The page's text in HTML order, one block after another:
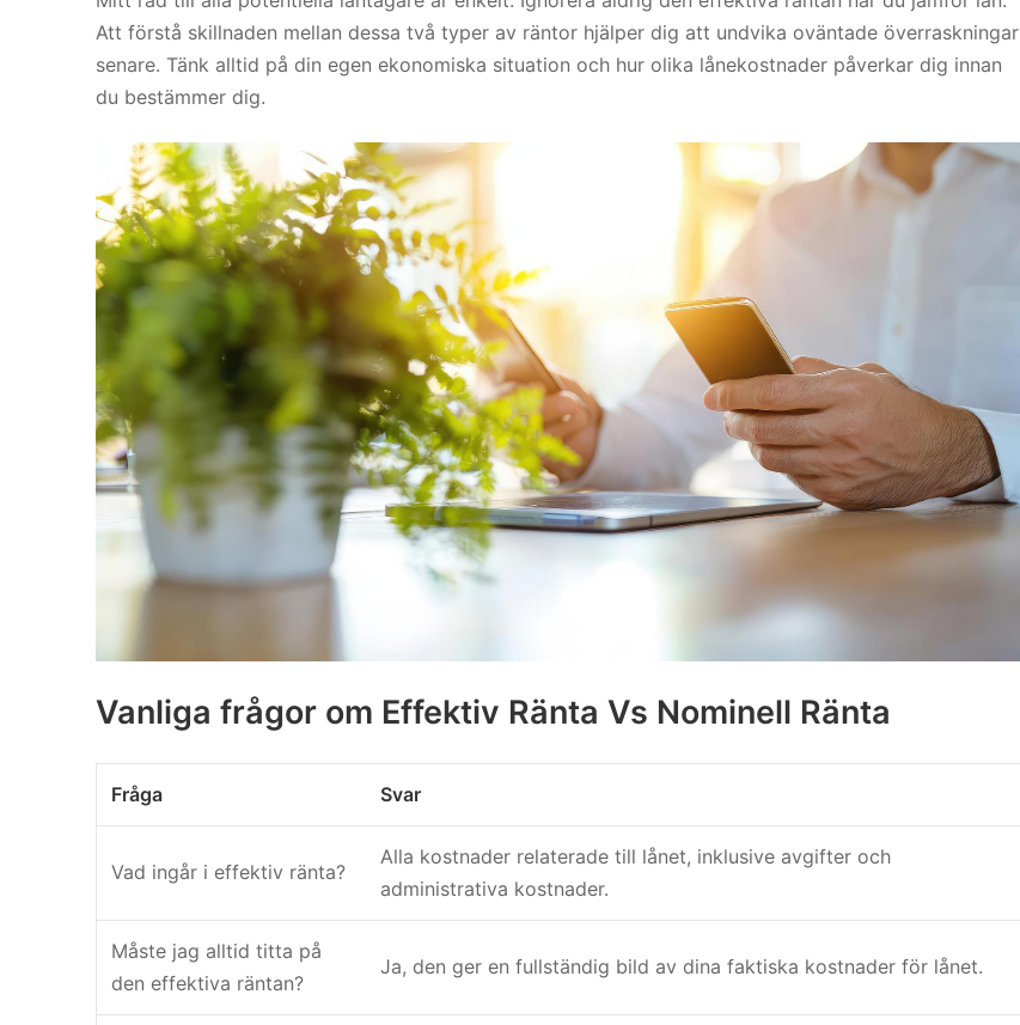
Att förstå skillnaden mellan dessa två typer av räntor hjälper dig att undvika oväntade överraskningar
senare. Tänk alltid på din egen ekonomiska situation och hur olika lånekostnader påverkar dig innan
du bestämmer dig.
Vanliga frågor om Effektiv Ränta Vs Nominell Ränta
Fråga Svar
Vad ingår i effektiv ränta?
Alla kostnader relaterade till lånet, inklusive avgifter och
administrativa kostnader.
Måste jag alltid titta på
den effektiva räntan?
Ja, den ger en fullständig bild av dina faktiska kostnader för lånet.